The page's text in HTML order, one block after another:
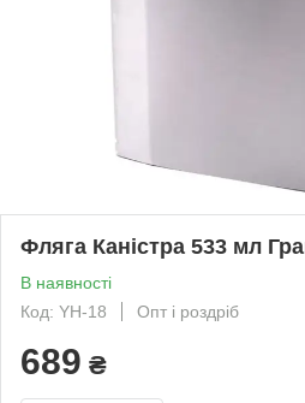
Фляга Каністра 533 мл
В наявності
Код: YH-18
Опт і роздріб
689 ₴